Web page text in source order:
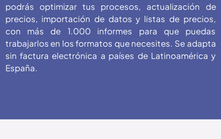
podrás optimizar tus procesos, actualización de
precios, importación de datos y listas de precios,
con más de 1.000 informes para que puedas
trabajarlos en los formatos que necesites. Se adapta
sin factura electrónica a países de Latinoamérica y
España.